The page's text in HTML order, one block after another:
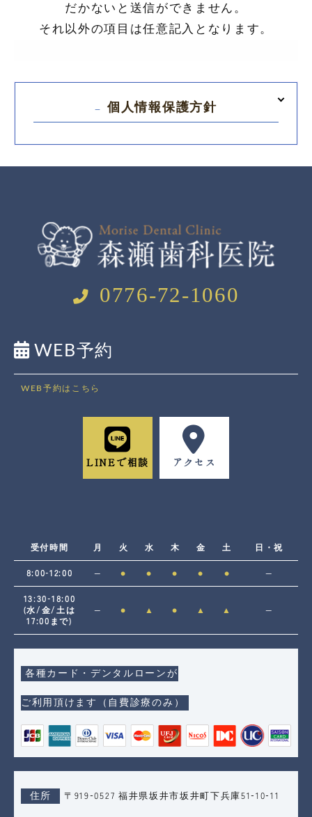
だかないと送信ができません。
それ以外の項目は任意記入となります。
個人情報保護方針
0776-72-1060
WEB予約
WEB予約はこちら
LINEで相談 アクセス
受付時間 月 火 水 木 金 土 日・祝
8:00-12:00 ― ● ● ● ● ● ―
13:30-18:00
(水/金/土は
17:00まで)
― ● ▲ ● ▲ ▲ ―
各種カード・デンタルローンが
ご利用頂けます（自費診療のみ）
住所 〒919-0527 福井県坂井市坂井町下兵庫51-10-11